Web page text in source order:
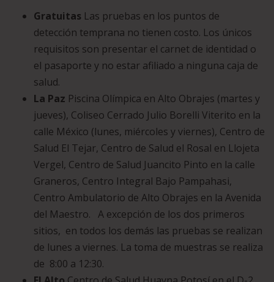
Gratuitas Las pruebas en los puntos de
detección temprana no tienen costo. Los únicos
requisitos son presentar el carnet de identidad o
el pasaporte y no estar afiliado a ninguna caja de
salud.
La Paz Piscina Olímpica en Alto Obrajes (martes y
jueves), Coliseo Cerrado Julio Borelli Viterito en la
calle México (lunes, miércoles y viernes), Centro de
Salud El Tejar, Centro de Salud el Rosal en Llojeta
Vergel, Centro de Salud Juancito Pinto en la calle
Graneros, Centro Integral Bajo Pampahasi,
Centro Ambulatorio de Alto Obrajes en la Avenida
del Maestro. A excepción de los dos primeros
sitios, en todos los demás las pruebas se realizan
de lunes a viernes. La toma de muestras se realiza
de 8:00 a 12:30.